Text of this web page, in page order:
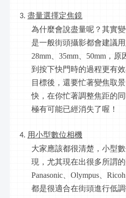
盡量選擇定焦鏡
為什麼會說盡量呢？其實
是一般街頭攝影都會建議
28mm、35mm、50mm，
到按下快門時的過程更有
目標後，還要忙著變焦取
快，在你忙著調整焦距的
極有可能已經消失了喔！
用小型數位相機
大家應該都很清楚，小型
現，尤其現在出很多所謂
Panasonic、Olympus、
都是很適合在街頭進行低調